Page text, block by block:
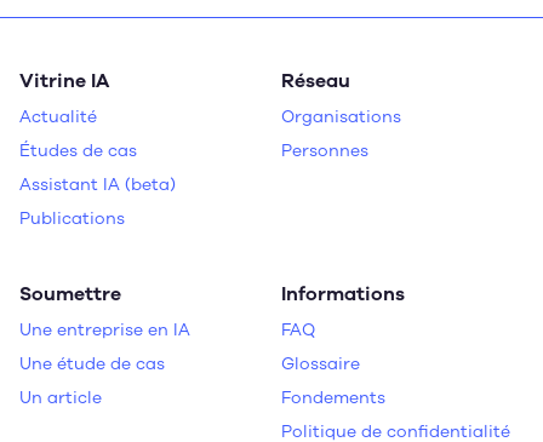
Vitrine IA
Actualité
Études de cas
Assistant IA (beta)
Publications
Réseau
Organisations
Personnes
Soumettre
Une entreprise en IA
Une étude de cas
Un article
Informations
FAQ
Glossaire
Fondements
Politique de confidentialité